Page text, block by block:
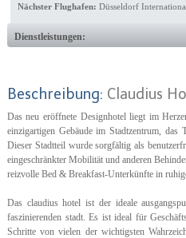
Nächster Flughafen: Düsseldorf
Dienstleistungen:
Beschreibung: Claudius
Das neu eröffnete Designhotel liegt im
einzigartigen Gebäude im Stadtzentrum, das
Dieser Stadtteil wurde sorgfältig als
eingeschränkter Mobilität und anderen
reizvolle Bed & Breakfast-Unterkünfte in
Das claudius hotel ist der ideale
faszinierenden stadt. Es ist ideal für
Schritte von vielen der wichtigsten